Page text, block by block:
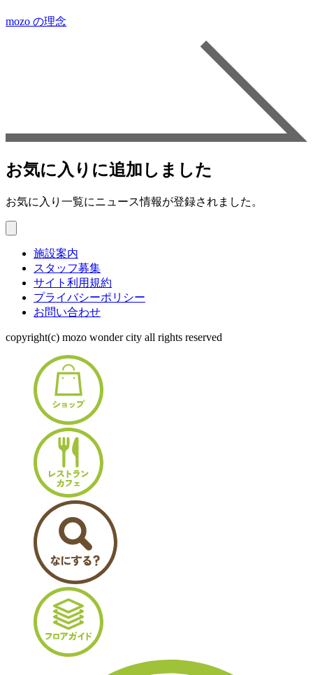
mozo の理念
お気に入りに追加しました
お気に入り一覧にニュース情報が登録されました。
施設案内
スタッフ募集
サイト利用規約
プライバシーポリシー
お問い合わせ
copyright(c) mozo wonder city all rights reserved